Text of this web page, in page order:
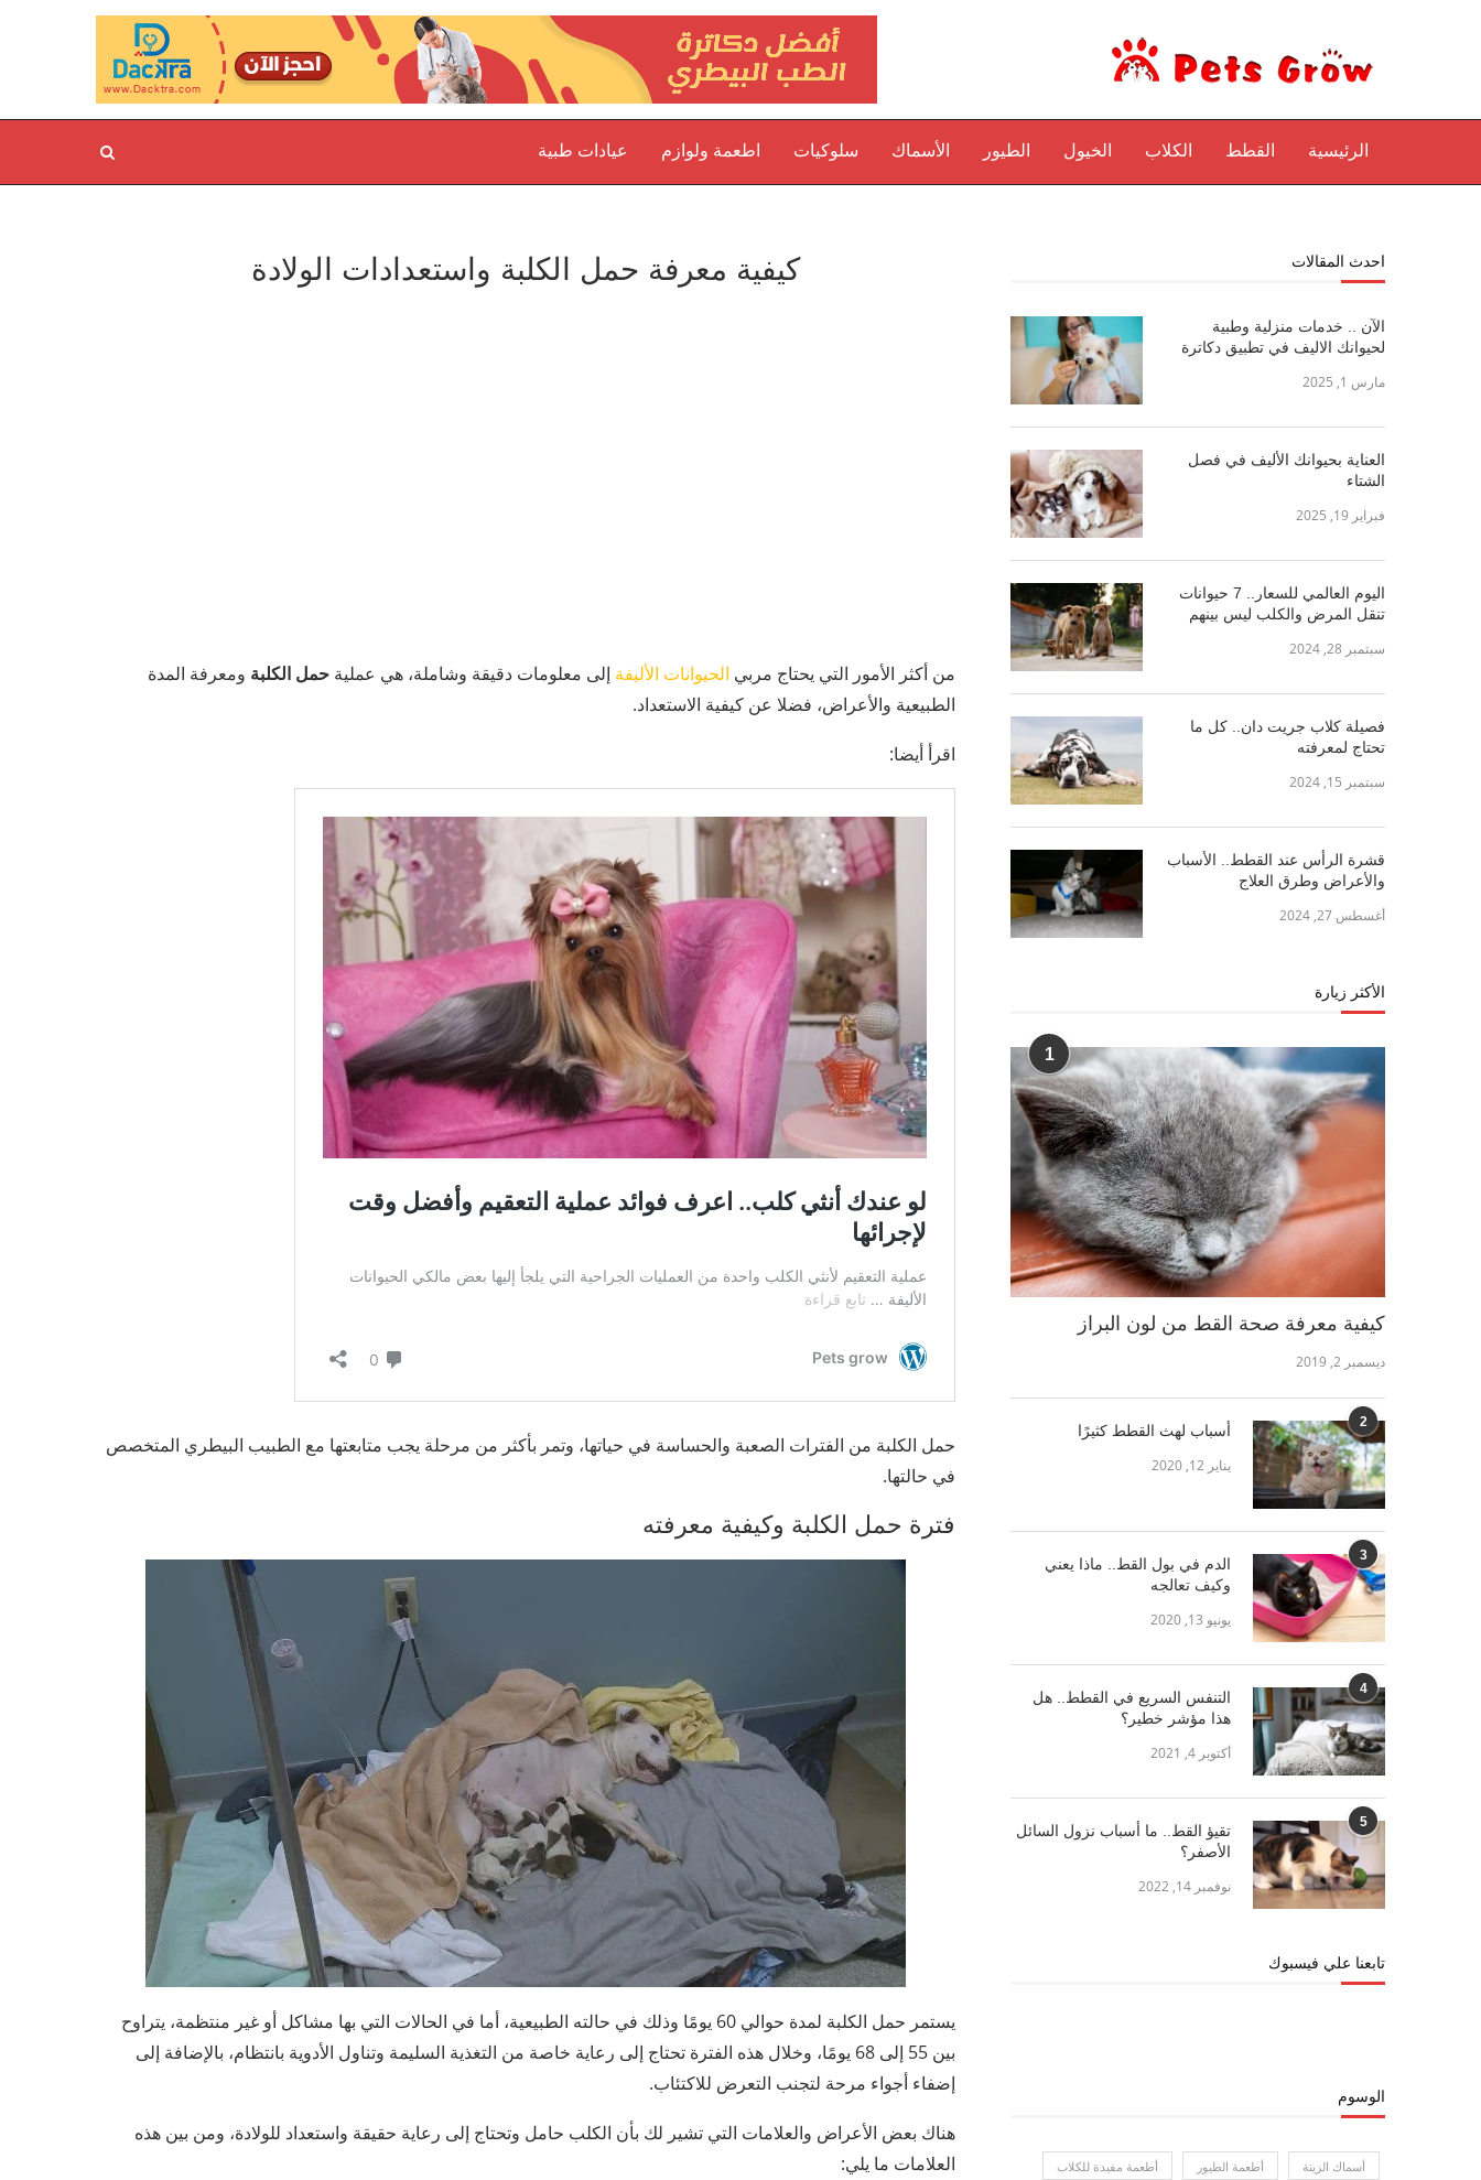
الرئيسية القطط الكلاب الخيول الطيور الأسماك سلوكيات اطعمة ولوازم عيادات طبية
كيفية معرفة حمل الكلبة واستعدادات الولادة
من أكثر الأمور التي يحتاج مربي الحيوانات الأليفة إلى معلومات دقيقة وشاملة، هي عمليةحمل الكلبة ومعرفة المدة
الطبيعية والأعراض، فضلا عن كيفية الاستعداد.
اقرأ أيضا:
حمل الكلبة من الفترات الصعبة والحساسة في حياتها، وتمر بأكثر من مرحلة يجب متابعتها مع الطبيب البيطري المتخصص
في حالتها.
فترة حمل الكلبة وكيفية معرفته
يستمر حمل الكلبة لمدة حوالي 60 يومًا وذلك في حالته الطبيعية، أما في الحالات التي بها مشاكل أو غير منتظمة، يتراوح
بين 55 إلى 68 يومًا، وخلال هذه الفترة تحتاج إلى رعاية خاصة من التغذية السليمة وتناول الأدوية بانتظام، بالإضافة إلى
إضفاء أجواء مرحة لتجنب التعرض للاكتئاب.
هناك بعض الأعراض والعلامات التي تشير لك بأن الكلب حامل وتحتاج إلى رعاية حقيقة واستعداد للولادة، ومن بين هذه
العلامات ما يلي:
احدث المقالات
الآن .. خدمات منزلية وطبية
لحيوانك الاليف في تطبيق دكاترة
مارس 1, 2025
العناية بحيوانك الأليف في فصل
الشتاء
فبراير 19, 2025
اليوم العالمي للسعار.. 7 حيوانات
تنقل المرض والكلب ليس بينهم
سبتمبر 28, 2024
فصيلة كلاب جريت دان.. كل ما
تحتاج لمعرفته
سبتمبر 15, 2024
قشرة الرأس عند القطط.. الأسباب
والأعراض وطرق العلاج
أغسطس 27, 2024
الأكثر زيارة
1
كيفية معرفة صحة القط من لون البراز
ديسمبر 2, 2019
2 أسباب لهث القطط كثيرًا
يناير 12, 2020
3
الدم في بول القط.. ماذا يعني
وكيف تعالجه
يونيو 13, 2020
4
التنفس السريع في القطط.. هل
هذا مؤشر خطير؟
أكتوبر 4, 2021
5
تقيؤ القط.. ما أسباب نزول السائل
الأصفر؟
نوفمبر 14, 2022
تابعنا علي فيسبوك
الوسوم
أسماك الزينة أطعمة الطيور أطعمة مفيدة للكلاب